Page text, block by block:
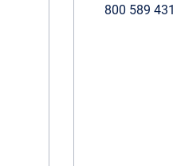
800 589